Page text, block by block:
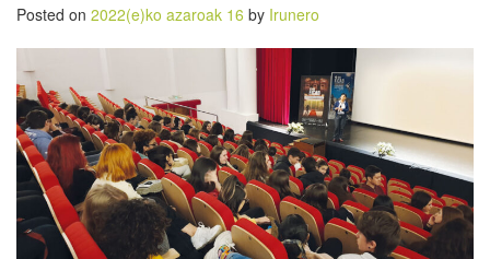
Posted on 2022(e)ko azaroak 16 by Irunero